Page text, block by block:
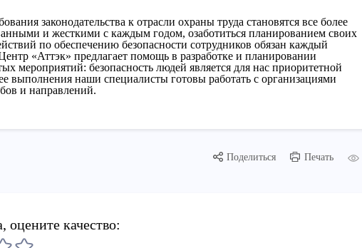
законодательства к отрасли охраны труда становятся все более
и жесткими с каждым годом, озаботиться планированием своих
по обеспечению безопасности сотрудников обязан каждый
«Аттэк» предлагает помощь в разработке и планировании
мероприятий: безопасность людей является для нас приоритетной
выполнения наши специалисты готовы работать с организациями
и направлений.
Поделиться Печать
оцените качество: